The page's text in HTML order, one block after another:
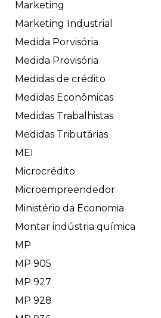
Marketing
Marketing Industrial
Medida Porvisória
Medida Provisória
Medidas de crédito
Medidas Econômicas
Medidas Trabalhistas
Medidas Tributárias
MEI
Microcrédito
Microempreendedor
Ministério da Economia
Montar indústria química
MP
MP 905
MP 927
MP 928